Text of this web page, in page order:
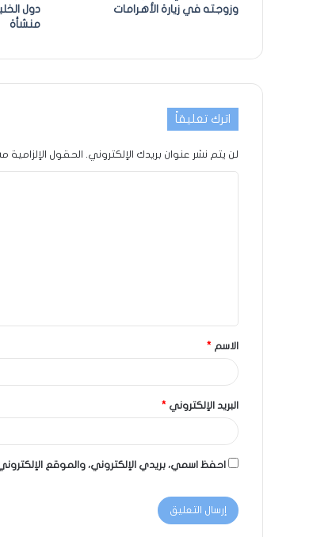
وزوجته في زيارة الأهرامات
منشأة
اترك تعليقاً
لن يتم نشر عنوان بريدك الإلكتروني. الحقول الإلزامية
الاسم *
البريد الإلكتروني *
احفظ اسمي، بريدي الإلكتروني، والموقع